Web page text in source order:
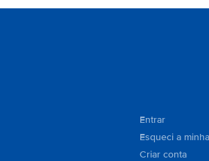
Entrar
Esqueci a
Criar conta